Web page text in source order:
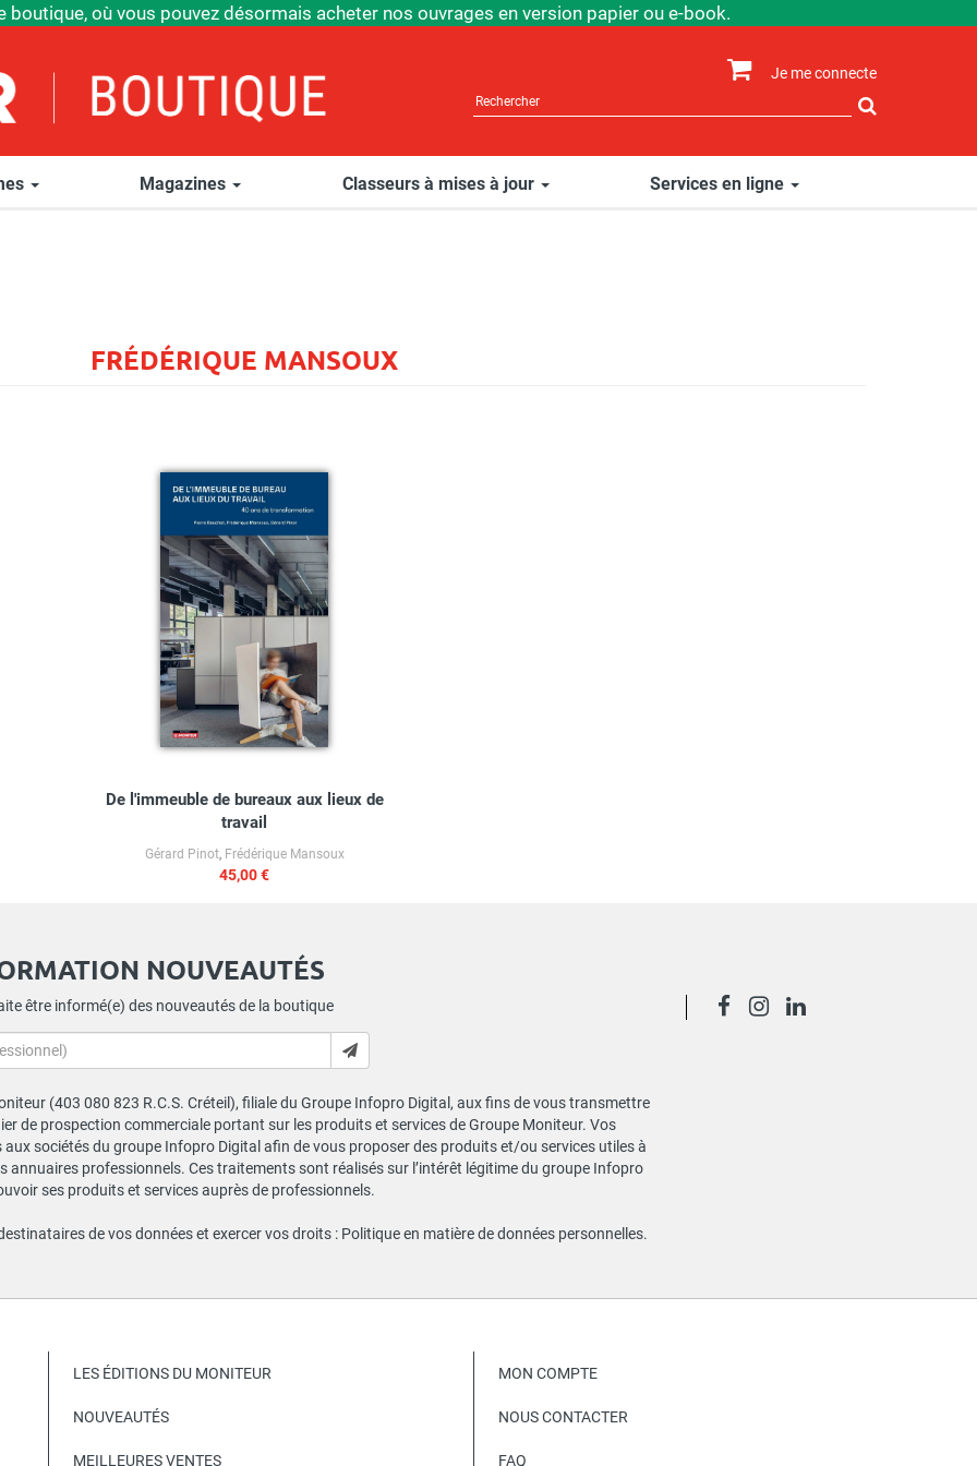
boutique, où vous pouvez désormais acheter nos ouvrages en version papier ou e-book.
Je me connecte
sur
site
Magazines Classeurs à mises à jour Services en ligne
FRÉDÉRIQUE MANSOUX
De l'immeuble de bureaux aux lieux de
travail
Gérard Pinot, Frédérique Mansoux
45,00 €
NOUVEAUTÉS
être informé(e) des nouveautés de la boutique
(403 080 823 R.C.S. Créteil), filiale du Groupe Infopro Digital, aux fins de vous transmettre
de prospection commerciale portant sur les produits et services de Groupe Moniteur. Vos
sociétés du groupe Infopro Digital afin de vous proposer des produits et/ou services utiles à
professionnels. Ces traitements sont réalisés sur l’intérêt légitime du groupe Infopro
ses produits et services auprès de professionnels.
de vos données et exercer vos droits : Politique en matière de données personnelles.
LES ÉDITIONS DU MONITEUR
NOUVEAUTÉS
MEILLEURES VENTES
MON COMPTE
NOUS CONTACTER
FAQ